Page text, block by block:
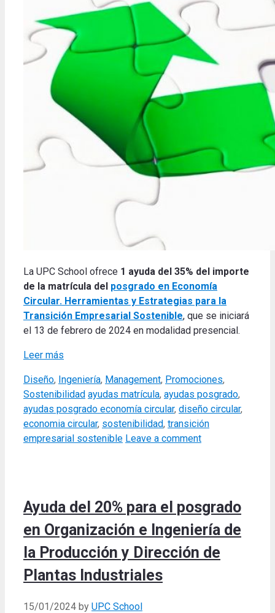
La UPC School ofrece 1 ayuda del 35% del importe
de la matrícula del posgrado en Economía
Circular. Herramientas y Estrategias para la
Transición Empresarial Sostenible, que se iniciará
el 13 de febrero de 2024 en modalidad presencial.
Leer más
Categories
Diseño, Ingeniería, Management, Promociones,
Sostenibilidad Tags
ayudas matrícula, ayudas posgrado,
ayudas posgrado economía circular, diseño circular,
economia circular, sostenibilidad, transición
empresarial sostenible Leave a comment
Ayuda del 20% para el posgrado
en Organización e Ingeniería de
la Producción y Dirección de
Plantas Industriales
15/01/2024 by UPC School